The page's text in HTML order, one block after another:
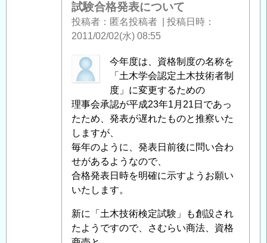
技
資
格
試
験
合
発
に
て」
へ
試験合格発表について
投稿者 匿名投稿者
投稿日時
2011/02/02(水) 08:55
匿
名
稿
者
に
よ
る
「Re:2010
年
技
術
今年度は、資格制度の名称を
「土木学会認定土木技術者制
度」に変更するための
理事会承認が平成23年1月21日であっ
たため、発表が遅れたものと推察いた
しますが、
毎年のように、発表日前後に問い合わ
せがあるようなので、
合格発表日時を明確に示すようお願い
いたします。
新に「土木技術検定試験」も創設され
たようですので、さむらい商法、資格